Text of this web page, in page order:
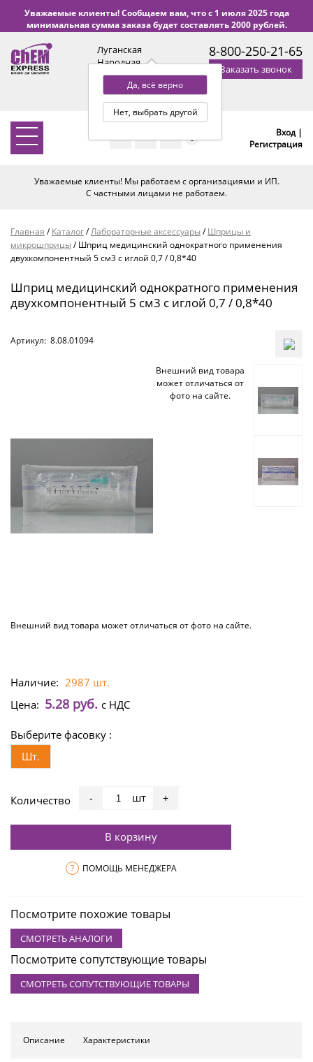
Уважаемые клиенты! Сообщаем вам, что с 1 июля 2025 года
минимальная сумма заказа будет составлять 2000 рублей.
Луганская
Народная
Республика
Да, всё верно
Нет, выбрать другой
с 9:00 до 18:00 по Уфе
(+2 МСК)
8-800-250-21-65
Заказать звонок
0
Вход |
Регистрация
Уважаемые клиенты! Мы работаем с организациями и ИП.
С частными лицами не работаем.
Главная /Каталог/Лабораторные аксессуары/Шприцы и
микрошприцы/Шприц медицинский однократного применения
двухкомпонентный 5 см3 с иглой 0,7 / 0,8*40
Шприц медицинский однократного применения
двухкомпонентный 5 см3 с иглой 0,7 / 0,8*40
Артикул: 8.08.01094
Внешний вид товара
может отличаться от
фото на сайте.
Внешний вид товара может отличаться от фото на сайте.
Наличие: 2987 шт.
Цена: 5.28 руб. с НДС
Выберите фасовку :
Шт.
Количество - шт +
В корзину
? ПОМОЩЬ МЕНЕДЖЕРА
Посмотрите похожие товары
СМОТРЕТЬ АНАЛОГИ
Посмотрите сопутствующие товары
СМОТРЕТЬ СОПУТСТВУЮЩИЕ ТОВАРЫ
Описание Характеристики